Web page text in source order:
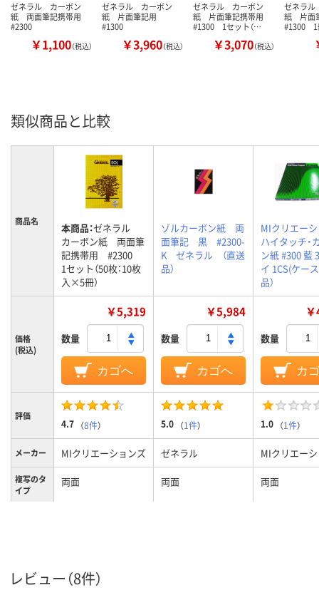
ゼネラル カーボン
紙 両面筆記携帯用
#2300
￥1,100（税込）
ゼネラル カーボン
紙 片面筆記用
#1300
￥3,960（税込）
ゼネラル カーボン
紙 片面筆記携帯用
#1300 1セット（…
￥3,070（税込）
ゼネラ
紙 片面
#1300 1
類似商品と比較
商品名 本商品：ゼネラル
カーボン紙 両面筆
記携帯用 #2300
1セット（50枚：10枚
入×5冊）
ゾルカーボン紙 両
面筆記 黒 #2300-
K ゼネラル （直送
品）
MIクリエー
ハイタッチ・
ン紙 #300 藍
イ 1CS(ケー
品）
価格
(税込)
￥5,319
数量
カゴへ
￥5,984
数量
カゴへ
数量
カ
評価
4.7 （8件） 5.0 （1件） 1.0 （1件）
メーカー MIクリエーションズ ゼネラル MIクリエー
複写のタ
イプ
両面 両面 両面
レビュー（8件）